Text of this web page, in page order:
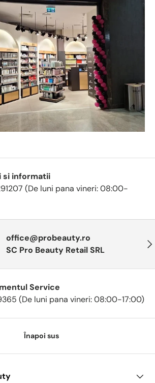
si informatii
(De luni pana vineri: 08:00-
office@probeauty.ro
SC Pro Beauty Retail SRL
Service
(De luni pana vineri: 08:00-17:00)
Înapoi sus